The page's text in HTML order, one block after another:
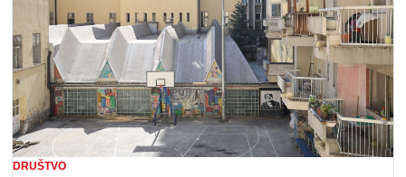
DRUŠTVO